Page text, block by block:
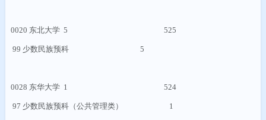
0020 东北大学 5 525
99 少数民族预科 5
0028 东华大学 1 524
97 少数民族预科（公共管理类） 1